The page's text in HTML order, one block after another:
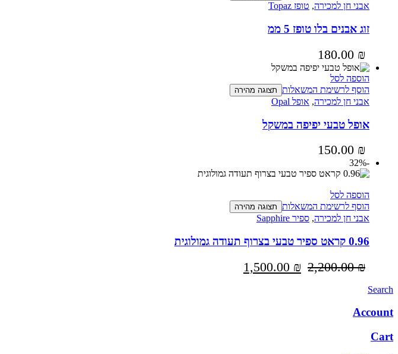
אבני חן למכירה, טופז Topaz
זוג אבנים בלו טופז 5 ממ
180.00 ₪
הוספה לסל
הוסף לרשימת המשאלות תצוגה מהירה
אבני חן למכירה, אופל Opal
אופל טבעי יפיפה במשקל
150.00 ₪
-32%
הוספה לסל
הוסף לרשימת המשאלות תצוגה מהירה
אבני חן למכירה, ספיר Sapphire
0.96 קראט ספיר טבעי בצרוף תעודה גמולוגית
2,200.00₪
המחיר
המקורי
1,500.00 ₪
הנוכחי
Search
Account
Cart